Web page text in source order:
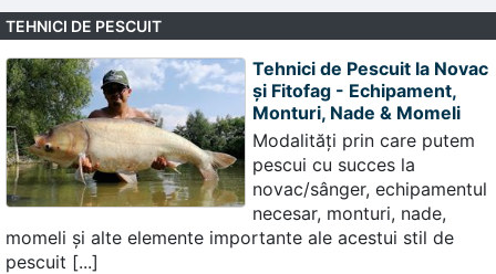
TEHNICI DE PESCUIT
Tehnici de Pescuit la Novac
și Fitofag - Echipament,
Monturi, Nade & Momeli
Modalități prin care putem
pescui cu succes la
novac/sânger, echipamentul
necesar, monturi, nade,
momeli și alte elemente importante ale acestui stil de
pescuit [...]